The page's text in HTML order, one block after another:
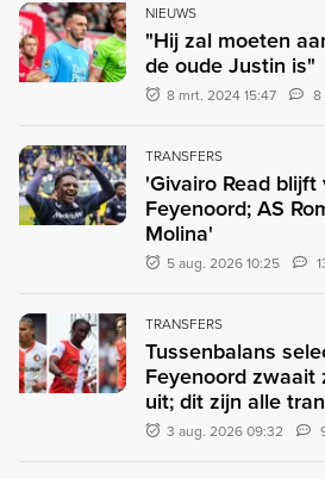
NIEUWS
"Hij zal moeten
de oude Justin is"
8 mrt. 2024 15:47 8
TRANSFERS
'Givairo Read
Feyenoord; AS
Molina'
5 aug. 2026 10:25
TRANSFERS
Tussenbalans
Feyenoord
uit; dit zijn alle
3 aug. 2026 09:32